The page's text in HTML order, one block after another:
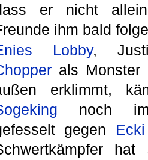
er nicht
ihm bald
Lobby,
als Monster
erklimmt,
noch
gegen Ecki